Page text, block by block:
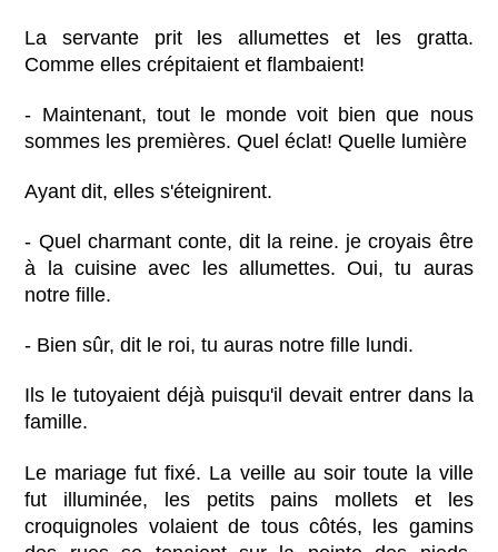
La servante prit les allumettes et les gratta.
Comme elles crépitaient et flambaient!
- Maintenant, tout le monde voit bien que nous
sommes les premières. Quel éclat! Quelle lumière
Ayant dit, elles s'éteignirent.
- Quel charmant conte, dit la reine. je croyais être
à la cuisine avec les allumettes. Oui, tu auras
notre fille.
- Bien sûr, dit le roi, tu auras notre fille lundi.
Ils le tutoyaient déjà puisqu'il devait entrer dans la
famille.
Le mariage fut fixé. La veille au soir toute la ville
fut illuminée, les petits pains mollets et les
croquignoles volaient de tous côtés, les gamins